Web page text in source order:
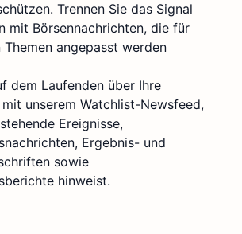
Trennen Sie das Signal
mit Börsennachrichten, die für
angepasst werden
dem Laufenden über Ihre
unserem Watchlist-Newsfeed,
Ereignisse,
Ergebnis- und
sowie
hinweist.